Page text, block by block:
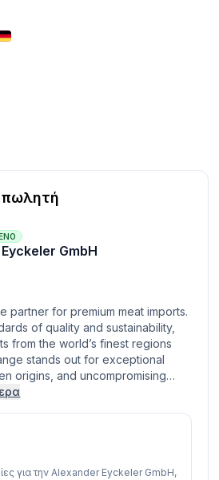
πωλητή
GmbH
partner for premium meat imports.
of quality and sustainability,
from the world’s finest regions
stands out for exceptional
origins, and uncompromising…
για την Alexander Eyckeler GmbH,